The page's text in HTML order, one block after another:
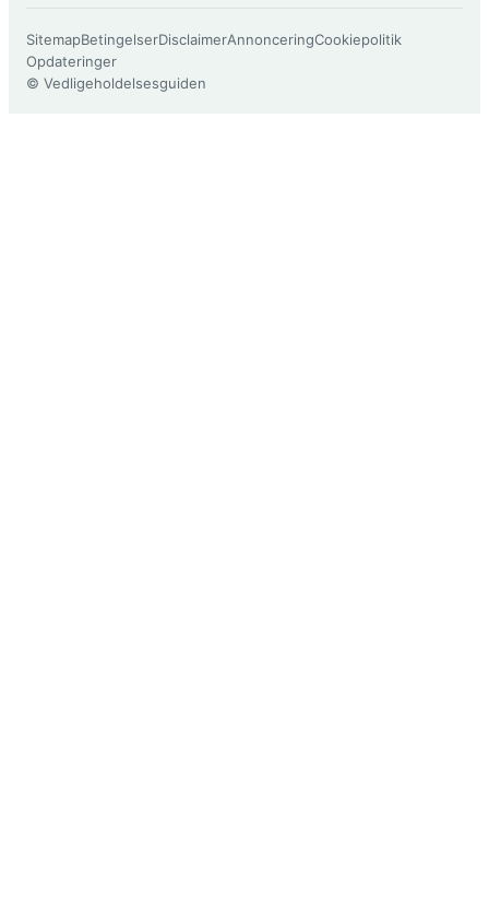
SitemapBetingelserDisclaimerAnnonceringCookiepolitik
Opdateringer
© Vedligeholdelsesguiden